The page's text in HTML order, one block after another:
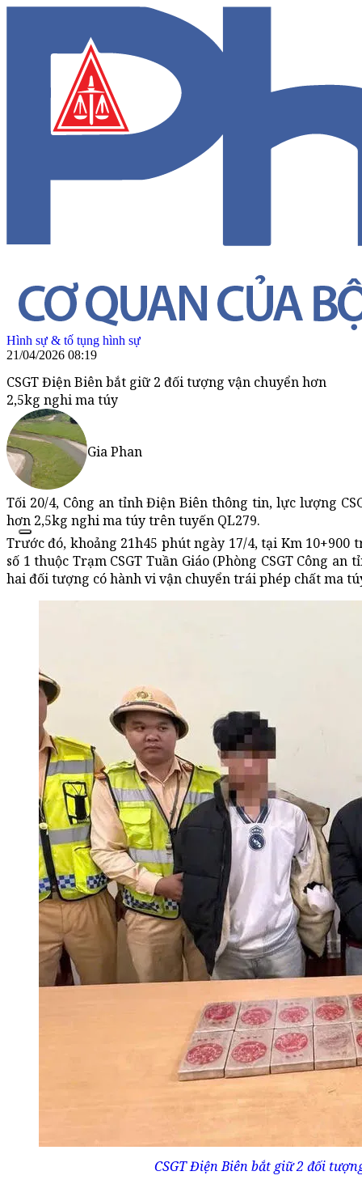
Hình sự & tố tụng hình sự
21/04/2026 08:19
CSGT Điện Biên bắt giữ 2 đối tượng vận chuyển hơn
2,5kg nghi ma túy
Gia Phan
Tối 20/4, Công an tỉnh Điện Biên thông tin, lực lượng
hơn 2,5kg nghi ma túy trên tuyến QL279.
Trước đó, khoảng 21h45 phút ngày 17/4, tại Km
số 1 thuộc Trạm CSGT Tuần Giáo (Phòng CSGT Công
hai đối tượng có hành vi vận chuyển trái phép chất ma
CSGT Điện Biên bắt giữ 2 đối